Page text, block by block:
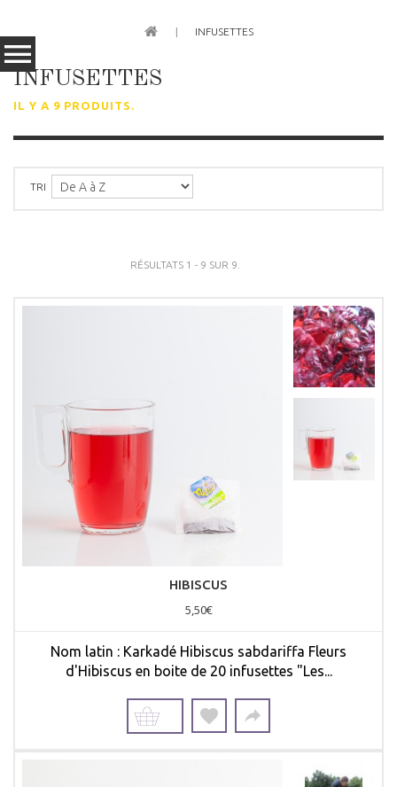
INFUSETTES
INFUSETTES
IL Y A 9 PRODUITS.
TRI
RÉSULTATS 1 - 9 SUR 9.
HIBISCUS
5,50€
Nom latin : Karkadé Hibiscus sabdariffa Fleurs
d'Hibiscus en boite de 20 infusettes "Les...